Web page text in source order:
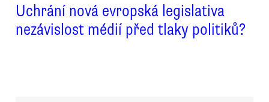
Uchrání nová evropská legislativa
nezávislost médií před tlaky politiků?